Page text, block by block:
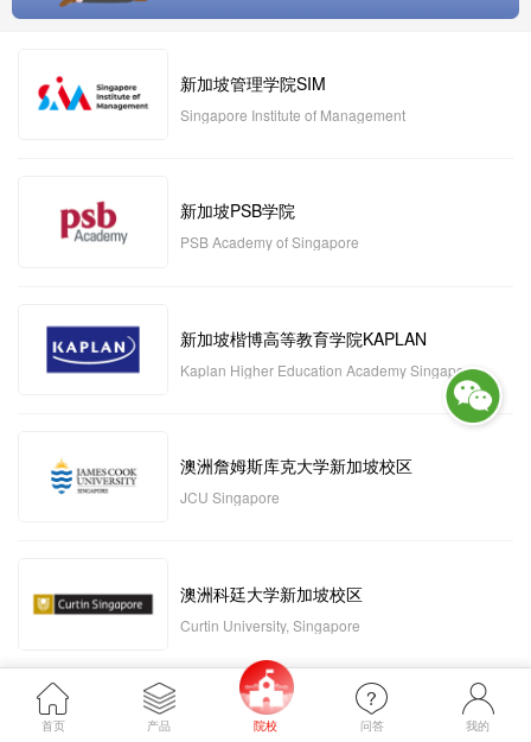
新加坡管理学院SIM
Singapore Institute of Management
新加坡PSB学院
PSB Academy of Singapore
新加坡楷博高等教育学院KAPLAN
Kaplan Higher Education Academy Singapore
澳洲詹姆斯库克大学新加坡校区
JCU Singapore
澳洲科廷大学新加坡校区
Curtin University, Singapore
新加坡管理发展学院MDIS
首页 产品 院校 问答 我的